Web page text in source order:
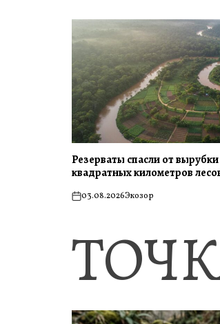
Резерваты спасли от
квадратных километров
on03.08.2026Экозор